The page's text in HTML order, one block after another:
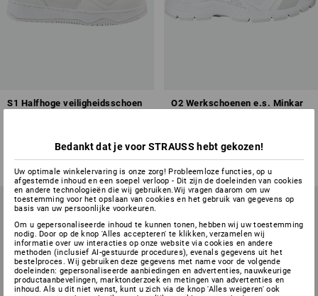
S1 Halfhoge veiligheidsschoen
€ 60,38
O2 Werkschoenen e.s. Minkar
v.a. € 102,73
Bedankt dat je voor STRAUSS hebt gekozen!
Uw optimale winkelervaring is onze zorg! Probleemloze functies, op u
afgestemde inhoud en een soepel verloop - Dit zijn de doeleinden van cookies
en andere technologieën die wij gebruiken.Wij vragen daarom om uw
toestemming voor het opslaan van cookies en het gebruik van gegevens op
basis van uw persoonlijke voorkeuren.
Om u gepersonaliseerde inhoud te kunnen tonen, hebben wij uw toestemming
nodig. Door op de knop 'Alles accepteren' te klikken, verzamelen wij
informatie over uw interacties op onze website via cookies en andere
methoden (inclusief AI-gestuurde procedures), evenals gegevens uit het
bestelproces. Wij gebruiken deze gegevens met name voor de volgende
doeleinden: gepersonaliseerde aanbiedingen en advertenties, nauwkeurige
productaanbevelingen, marktonderzoek en metingen van advertenties en
inhoud. Als u dit niet wenst, kunt u zich via de knop 'Alles weigeren' ook